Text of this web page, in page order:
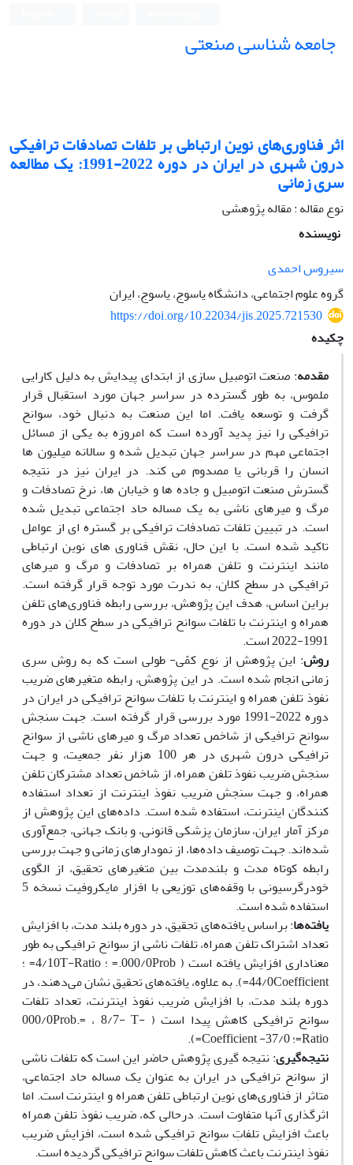
جامعه شناسی صنعتی
اثر فناوری‌های نوین ارتباطی بر تلفات تصادفات ترافیکی
درون شهری در ایران در دوره 2022-1991: یک مطالعه
سری زمانی
نوع مقاله : مقاله پژوهشی
نویسنده
سیروس احمدی
گروه علوم اجتماعی، دانشگاه یاسوج، یاسوج، ایران
https://doi.org/10.22034/jis.2025.721530
چکیده
مقدمه: صنعت اتومبیل سازی از ابتدای پیدایش به دلیل کارایی
ملموس، به طور گسترده در سراسر جهان مورد استقبال قرار
گرفت و توسعه یافت. اما این صنعت به دنبال خود، سوانح
ترافیکی را نیز پدید آورده است که امروزه به یکی از مسائل
اجتماعی مهم در سراسر جهان تبدیل شده و سالانه میلیون ها
انسان را قربانی یا مصدوم می کند. در ایران نیز در نتیجه
گسترش صنعت اتومبیل و جاده ها و خیابان ها، نرخ تصادفات و
مرگ و میرهای ناشی به یک مساله حاد اجتماعی تبدیل شده
است. در تبیین تلفات تصادفات ترافیکی بر گستره ای از عوامل
تاکید شده است. با این حال، نقش فناوری های نوین ارتباطی
مانند اینترنت و تلفن همراه بر تصادفات و مرگ و میرهای
ترافیکی در سطح کلان، به ندرت مورد توجه قرار گرفته است.
براین اساس، هدف این پژوهش، بررسی رابطه فناوری‌های تلفن
همراه و اینترنت با تلفات سوانح ترافیکی در سطح کلان در دوره
1991-2022 است.
روش: این پژوهش از نوع کمّی- طولی است که به روش سری
زمانی انجام شده است. در این پژوهش، رابطه متغیرهای ضریب
نفوذ تلفن همراه و اینترنت با تلفات سوانح ترافیکی در ایران در
دوره 2022-1991 مورد بررسی قرار گرفته است. جهت سنجش
سوانح ترافیکی از شاخص تعداد مرگ و میرهای ناشی از سوانح
ترافیکی درون شهری در هر 100 هزار نفر جمعیت، و جهت
سنجش ضریب نفوذ تلفن همراه، از شاخص تعداد مشترکان تلفن
همراه، و جهت سنجش ضریب نفوذ اینترنت از تعداد استفاده
کنندگان اینترنت، استفاده شده است. داده‌های این پژوهش از
مرکز آمار ایران، سازمان پزشکی قانونی، و بانک جهانی، جمع‌آوری
شده‌اند. جهت توصیف داده‌ها، از نمودارهای زمانی و جهت بررسی
رابطه کوتاه مدت و بلندمدت بین متغیرهای تحقیق، از الگوی
خودرگرسیونی با وقفه‌های توزیعی با افزار مایکروفیت نسخه 5
استفاده شده است.
یافته‌ها: براساس یافته‌های تحقیق، در دوره بلند مدت، با افزایش
تعداد اشتراک تلفن همراه، تلفات ناشی از سوانح ترافیکی به طور
معناداری افزایش یافته است ( 000/0Prob.= ؛ 4/10T-Ratio= ؛
44/0Coefficient=). به علاوه، یافته‌های تحقیق نشان می‌دهند، در
دوره بلند مدت، با افزایش ضریب نفوذ اینترنت، تعداد تلفات
سوانح ترافیکی کاهش پیدا است ( 000/0Prob.= ، 8/7- T-
Ratio=؛ 37/0- Coefficient=).
نتیجه‌گیری: نتیجه گیری پژوهش حاضر این است که تلفات ناشی
از سوانح ترافیکی در ایران به عنوان یک مساله حاد اجتماعی،
متاثر از فناوری‌های نوین ارتباطی تلفن همراه و اینترنت است. اما
اثرگذاری آنها متفاوت است. درحالی که، ضریب نفوذ تلفن همراه
باعث افزایش تلفاتِ سوانح ترافیکی شده است، افزایش ضریب
نفوذ اینترنت باعث کاهش تلفات سوانح ترافیکی گردیده است.